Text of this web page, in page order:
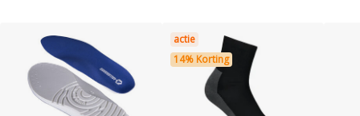
actie
14% Korting